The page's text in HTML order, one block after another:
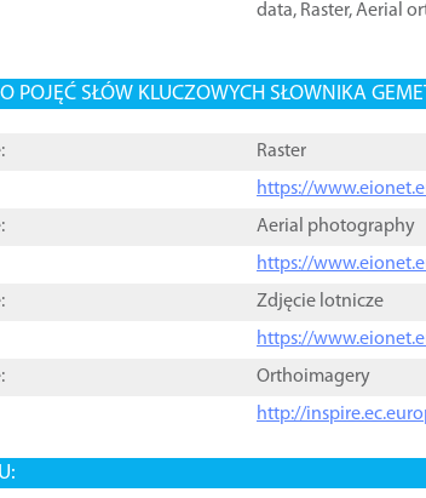
data, Raster,Aerial
POJĘĆ SŁÓW KLUCZOWYCH SŁOWNIKA
Raster
https://
Aerial photography
https://
Zdjęcie lotnicze
https://
Orthoimagery
http://